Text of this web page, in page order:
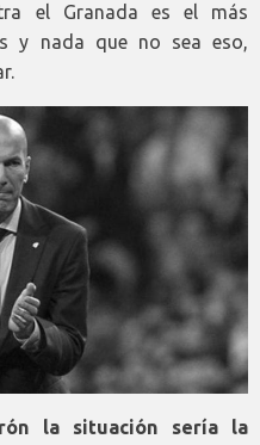
el Granada es el más
y nada que no sea eso,
la situación sería la